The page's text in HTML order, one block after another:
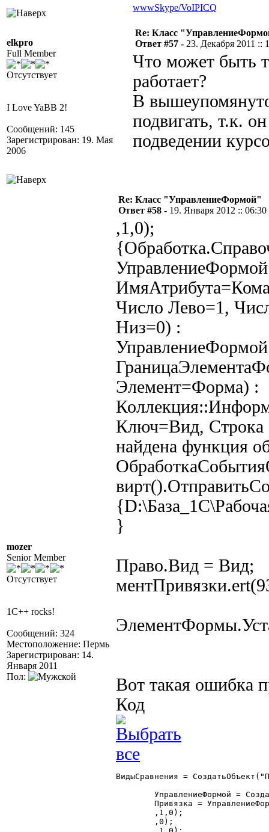
wwwSkype/VoIPICQ
elkpro
Full Member
Отсутствует
I Love YaBB 2!
Сообщений: 145
Зарегистрирован: 19. Мая
2006
Re: Класс
Ответ #57 - 23. Декабря 2011 ::
Что может быть
работает?
В
подвигать, т.к.
подведении
mozer
Senior Member
Отсутствует
1C++ rocks!
Сообщений: 324
Местоположение: Пермь
Зарегистрирован: 14.
Января 2011
Пол:
Re: Класс "УправлениеФормой"
Ответ #58 - 19. Января 2012 :: 06:30
,1,0);
Число Лево=1,
Низ=0) :
Элемент=Форма) :
Ключ=Вид,
найдена функция
}
Право.Вид = Вид;
Вот такая ошибка
Код
ВидыСравнения =